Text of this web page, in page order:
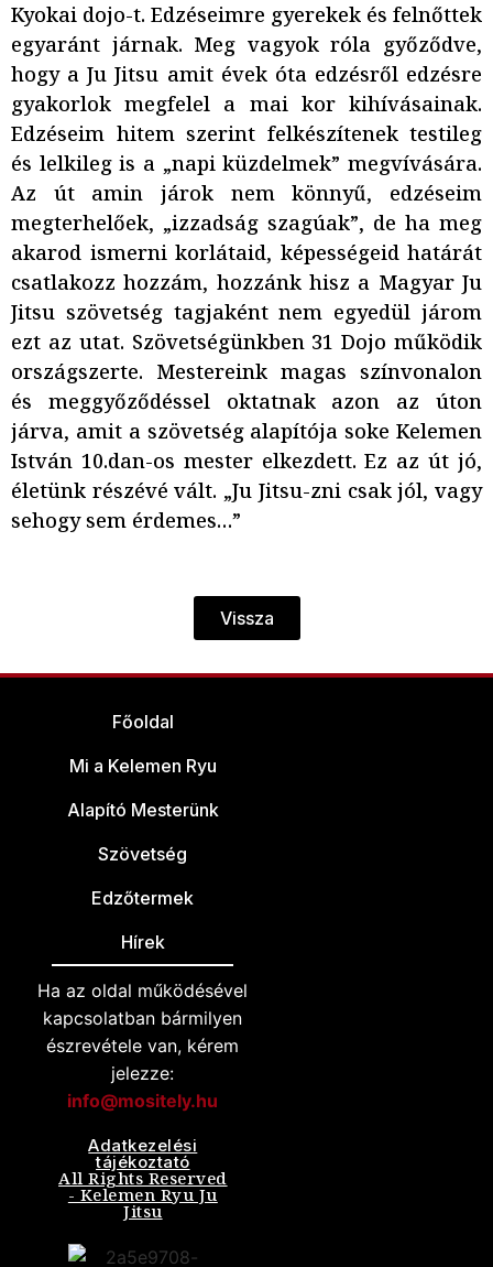
Kyokai dojo-t. Edzéseimre gyerekek és felnőttek
egyaránt járnak. Meg vagyok róla győződve,
hogy a Ju Jitsu amit évek óta edzésről edzésre
gyakorlok megfelel a mai kor kihívásainak.
Edzéseim hitem szerint felkészítenek testileg
és lelkileg is a „napi küzdelmek” megvívására.
Az út amin járok nem könnyű, edzéseim
megterhelőek, „izzadság szagúak”, de ha meg
akarod ismerni korlátaid, képességeid határát
csatlakozz hozzám, hozzánk hisz a Magyar Ju
Jitsu szövetség tagjaként nem egyedül járom
ezt az utat. Szövetségünkben 31 Dojo működik
országszerte. Mestereink magas színvonalon
és meggyőződéssel oktatnak azon az úton
járva, amit a szövetség alapítója soke Kelemen
István 10.dan-os mester elkezdett. Ez az út jó,
életünk részévé vált. „Ju Jitsu-zni csak jól, vagy
sehogy sem érdemes…”
Vissza
Főoldal
Mi a Kelemen Ryu
Alapító Mesterünk
Szövetség
Edzőtermek
Hírek
Ha az oldal működésével
kapcsolatban bármilyen
észrevétele van, kérem
jelezze:
info@mositely.hu
Adatkezelési
tájékoztató
All Rights Reserved
- Kelemen Ryu Ju
Jitsu